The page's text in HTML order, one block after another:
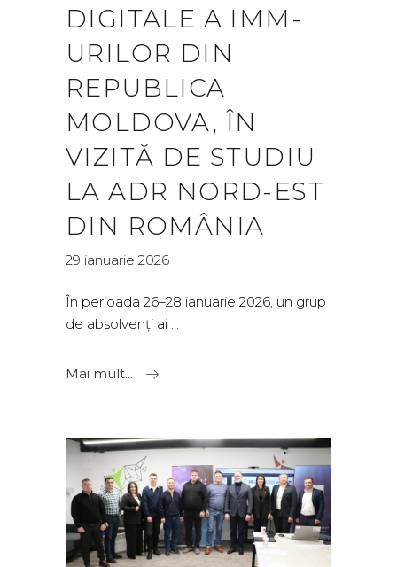
DIGITALE A IMM-
URILOR DIN
REPUBLICA
MOLDOVA, ÎN
VIZITĂ DE STUDIU
LA ADR NORD-EST
DIN ROMÂNIA
29 ianuarie 2026
În perioada 26–28 ianuarie 2026, un grup
de absolvenți ai
Mai mult...